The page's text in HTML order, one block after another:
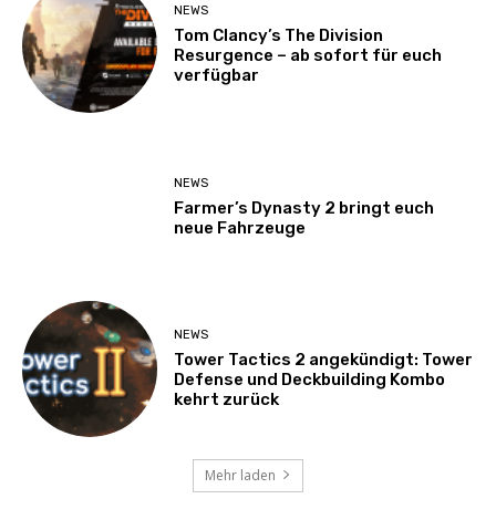
NEWS
Tom Clancy’s The Division
Resurgence – ab sofort für euch
verfügbar
NEWS
Farmer’s Dynasty 2 bringt euch
neue Fahrzeuge
NEWS
Tower Tactics 2 angekündigt: Tower
Defense und Deckbuilding Kombo
kehrt zurück
Mehr laden